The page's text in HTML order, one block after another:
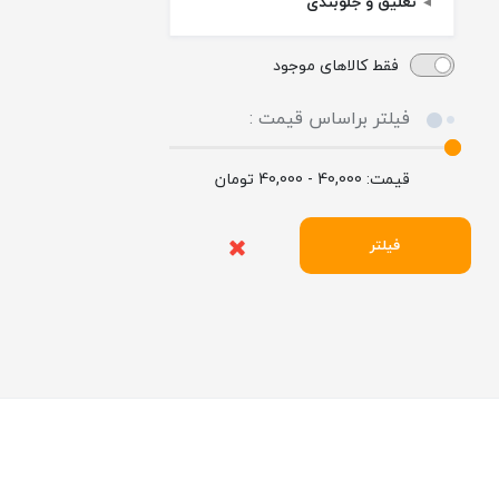
فقط کالاهای موجود
فیلتر براساس قیمت :
قیمت: 40,000 - 40,000 تومان
فیلتر